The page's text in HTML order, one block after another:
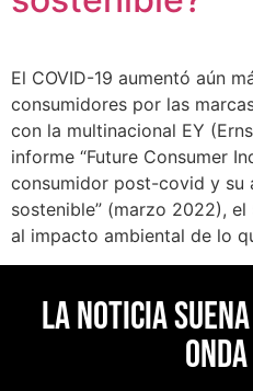
El COVID-19 aumentó aún
consumidores por las
con la multinacional EY
informe “Future Consumer
consumidor post-covid y su
sostenible” (marzo 2022),
al impacto ambiental de lo
La noticia